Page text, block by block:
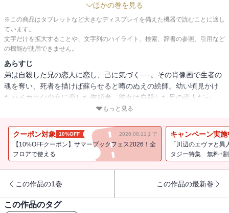
ほかの巻を見る
※この商品はタブレットなど大きなディスプレイを備えた機器で読むことに適し
ています。
文字だけを拡大することや、文字列のハイライト、検索、辞書の参照、引用など
の機能が使用できません。
あらすじ
弟は自殺した兄の恋人に恋し、己に気づく──。その肖像画で生者の
魂を奪い、死者を描けば蘇らせると噂のぬえの絵師。幼い頃見かけ
たハイカラな少女に恋した依頼者。彼女は自殺した兄の恋人だっ
た。依頼者はかなわない自分の初恋を描いてほしいというのだが
もっと見る
クーポン対象 10%OFF 2026.08.11まで
【10%OFFクーポン】サマーブックフェス2026！全
フロアで使える
キャンペーン実施
「川辺のエヴァと
タジー特集 無料+
この作品の1巻 この作品の最新巻
この作品のタグ